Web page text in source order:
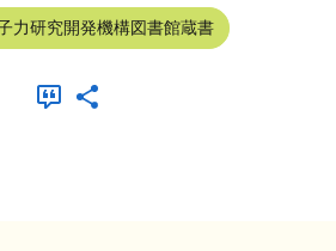
力研究開発機構図書館蔵書